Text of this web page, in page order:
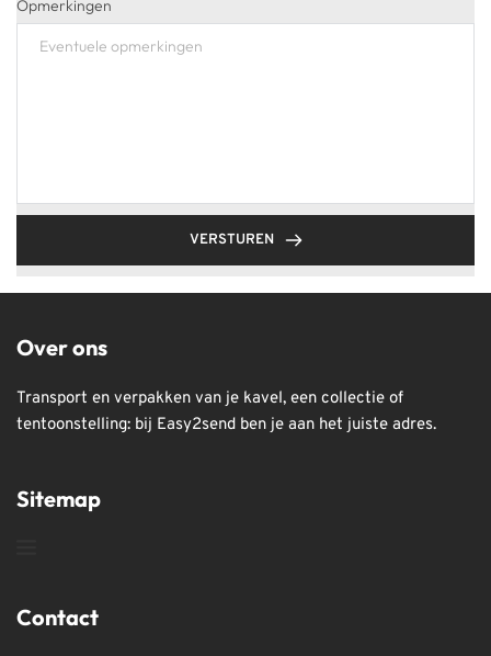
Opmerkingen
VERSTUREN
Over ons
Transport en verpakken van je kavel, een collectie of
tentoonstelling: bij Easy2send ben je aan het juiste adres.
Sitemap
Contact